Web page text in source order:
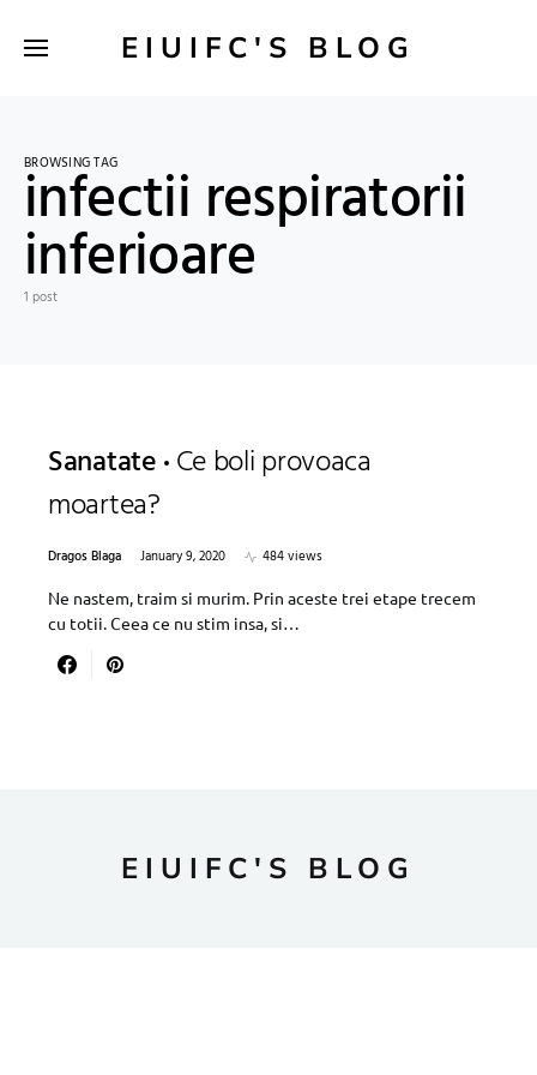
EIUIFC'S BLOG
BROWSING TAG
infectii respiratorii
inferioare
1 post
Sanatate Ce boli provoaca
moartea?
Dragos Blaga January 9, 2020
484 views
Ne nastem, traim si murim. Prin aceste trei etape trecem
cu totii. Ceea ce nu stim insa, si…
EIUIFC'S BLOG